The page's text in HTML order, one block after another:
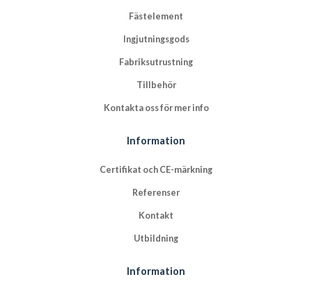
Fästelement
Ingjutningsgods
Fabriksutrustning
Tillbehör
Kontakta oss för mer info
Information
Certifikat och CE-märkning
Referenser
Kontakt
Utbildning
Information